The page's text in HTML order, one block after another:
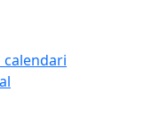
calendari